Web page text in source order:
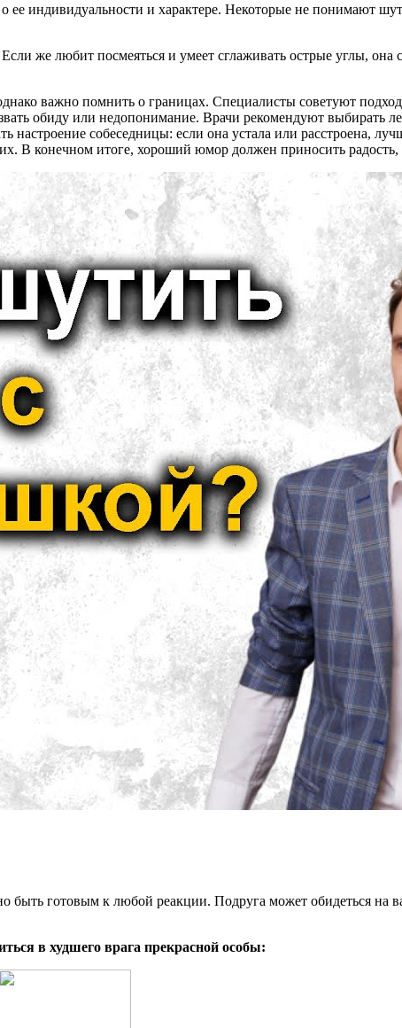
индивидуальности и характере. Некоторые не понимают
же любит посмеяться и умеет сглаживать острые углы,
важно помнить о границах. Специалисты советуют
обиду или недопонимание. Врачи рекомендуют выбирать
собеседницы: если она устала или расстроена,
В конечном итоге, хороший юмор должен приносить радость,
быть готовым к любой реакции. Подруга может обидеться на
в худшего врага прекрасной особы: